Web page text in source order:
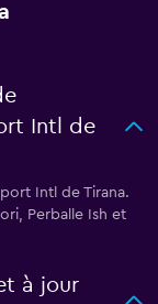
Intl de
Intl de Tirana.
Perballe Ish et
à jour